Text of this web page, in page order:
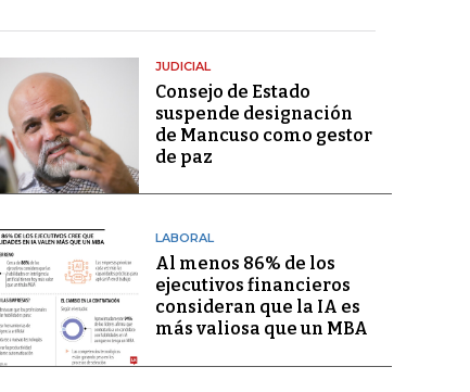
JUDICIAL
Consejo de Estado
suspende designación
de Mancuso como gestor
de paz
LABORAL
Al menos 86% de los
ejecutivos financieros
consideran que la IA es
más valiosa que un MBA